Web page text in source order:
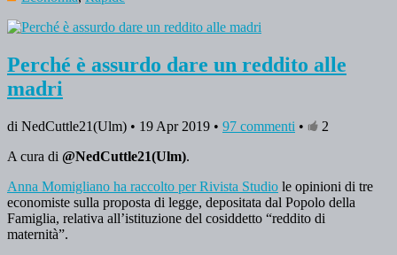
Perché è assurdo dare un reddito alle
madri
di NedCuttle21(Ulm) • 19 Apr 2019 • 97 commenti •
2
A cura di @NedCuttle21(Ulm).
Anna Momigliano ha raccolto per Rivista Studio le opinioni di tre
economiste sulla proposta di legge, depositata dal Popolo della
Famiglia, relativa all’istituzione del cosiddetto “reddito di
maternità”.